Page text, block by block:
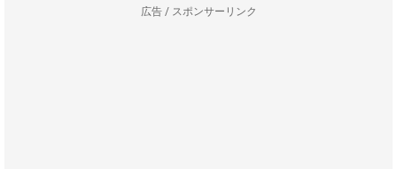
広告 / スポンサーリンク